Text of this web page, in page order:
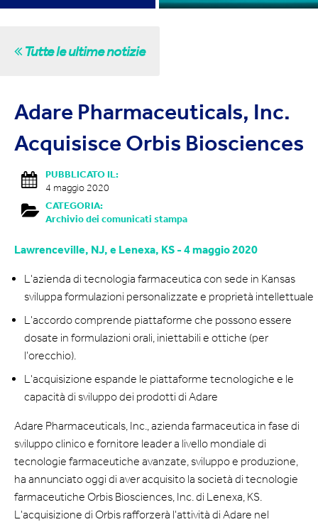
Tutte le ultime notizie
Adare Pharmaceuticals, Inc.
Acquisisce Orbis Biosciences
PUBBLICATO IL:
4 maggio 2020
CATEGORIA:
Archivio dei comunicati stampa
Lawrenceville, NJ, e Lenexa, KS - 4 maggio 2020
L'azienda di tecnologia farmaceutica con sede in Kansas
sviluppa formulazioni personalizzate e proprietà intellettuale
L'accordo comprende piattaforme che possono essere
dosate in formulazioni orali, iniettabili e ottiche (per
l'orecchio).
L'acquisizione espande le piattaforme tecnologiche e le
capacità di sviluppo dei prodotti di Adare
Adare Pharmaceuticals, Inc., azienda farmaceutica in fase di
sviluppo clinico e fornitore leader a livello mondiale di
tecnologie farmaceutiche avanzate, sviluppo e produzione,
ha annunciato oggi di aver acquisito la società di tecnologie
farmaceutiche Orbis Biosciences, Inc. di Lenexa, KS.
L'acquisizione di Orbis rafforzerà l'attività di Adare nel